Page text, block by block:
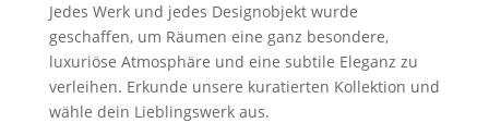
Jedes Werk und jedes Designobjekt wurde
geschaffen, um Räumen eine ganz besondere,
luxuriöse Atmosphäre und eine subtile Eleganz zu
verleihen. Erkunde unsere kuratierten Kollektion und
wähle dein Lieblingswerk aus.